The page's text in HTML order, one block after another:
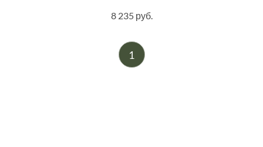
8 235 руб.
1